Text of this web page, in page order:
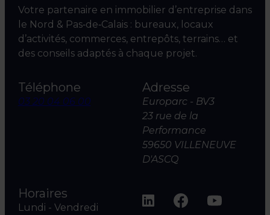
Votre partenaire en immobilier d’entreprise dans
le Nord & Pas‑de‑Calais : bureaux, locaux
d’activités, commerces, entrepôts, terrains… et
des conseils adaptés à chaque projet.
Téléphone
03 20 04 06 00
Adresse
Europarc - BV3
23 rue de la
Performance
59650 VILLENEUVE
D'ASCQ
Horaires
Lundi - Vendredi